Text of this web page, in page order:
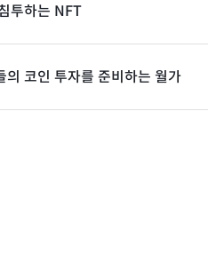
투하는 NFT
의 코인 투자를 준비하는 월가